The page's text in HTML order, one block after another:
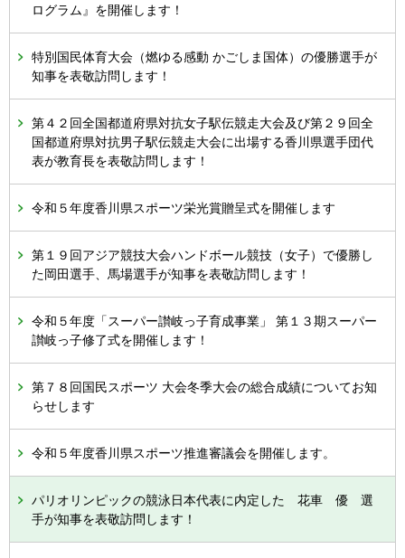
ログラム』を開催します！
特別国民体育大会（燃ゆる感動 かごしま国体）の優勝選手が
知事を表敬訪問します！
第４２回全国都道府県対抗女子駅伝競走大会及び第２９回全
国都道府県対抗男子駅伝競走大会に出場する香川県選手団代
表が教育長を表敬訪問します！
令和５年度香川県スポーツ栄光賞贈呈式を開催します
第１９回アジア競技大会ハンドボール競技（女子）で優勝し
た岡田選手、馬場選手が知事を表敬訪問します！
令和５年度「スーパー讃岐っ子育成事業」 第１３期スーパー
讃岐っ子修了式を開催します！
第７８回国民スポーツ 大会冬季大会の総合成績についてお知
らせします
令和５年度香川県スポーツ推進審議会を開催します。
パリオリンピックの競泳日本代表に内定した 花車 優 選
手が知事を表敬訪問します！